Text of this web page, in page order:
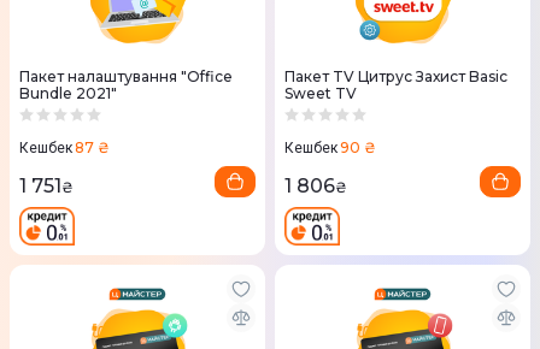
Пакет налаштування "Office
Bundle 2021"
Кешбек87 ₴
1 751₴
Пакет TV Цитрус Захист Basic
Sweet TV
Кешбек90 ₴
1 806₴